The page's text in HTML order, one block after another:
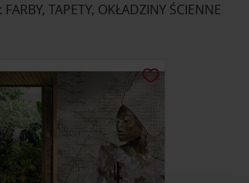
TAPETY, OKŁADZINY ŚCIENNE